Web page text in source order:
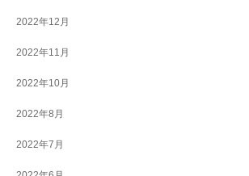
2022年12月
2022年11月
2022年10月
2022年8月
2022年7月